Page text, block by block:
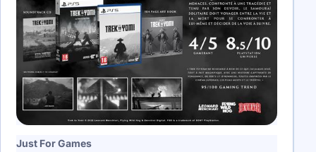
Just For Games